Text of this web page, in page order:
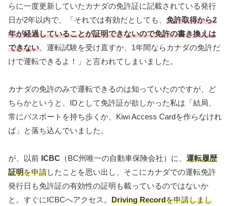
らに一度更新していたカナダの免許証に記載されている発行
日が2年以内で、「それでは有効だとしても、 免許取得から2
年が経過していることが証明できないので免許の書き換えは
できない。運転試験を受け直すか、1年間ならカナダの免許だ
けで運転できるよ！」と言われてしまいました。
カナダの免許のみで運転できるのは知っていたのですが、ど
ちらかというと、IDとして免許証が欲しかった私は「結局、
常にパスポートを持ち歩くか、Kiwi Access Cardを作らなけれ
ば」と落ち込んでいました。
が、以前 ICBC （BC州唯一の自動車保険会社）に、 運転履歴
証明を申請したことを思い出し、そこにカナダでの運転免許
発行日も免許証の有効性の証明も載っているのではないか
と。すぐにICBCへアクセス。 Driving Recordを申請しまし